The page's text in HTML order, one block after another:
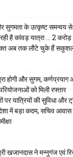
सुगमता के उत्कृष्ट समन्वय से
है कांवड़ यात्रा … 2
अब तक लौटे चुके हैं
होगी और सुगम, कर्णप्रयाग
को मिली रफ्तार
पर यात्रियों की सुविधा और
में बड़ा कदम, सचिव आवास
खजानदास ने मन्नुगंज एवं